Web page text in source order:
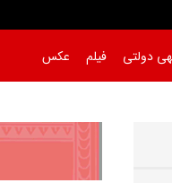
دولتی فیلم عکس